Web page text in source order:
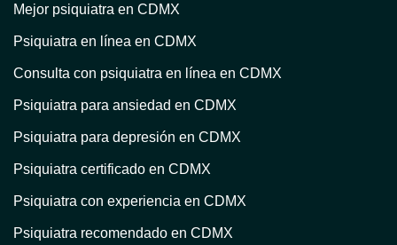
Mejor psiquiatra en CDMX
Psiquiatra en línea en CDMX
Consulta con psiquiatra en línea en CDMX
Psiquiatra para ansiedad en CDMX
Psiquiatra para depresión en CDMX
Psiquiatra certificado en CDMX
Psiquiatra con experiencia en CDMX
Psiquiatra recomendado en CDMX